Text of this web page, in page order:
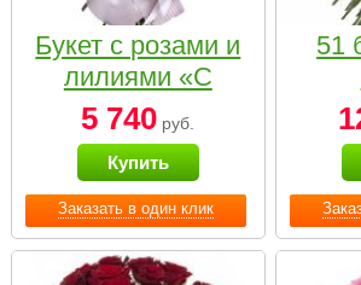
Заказать в один клик
Букет с розами и
лилиями «С
наилучшими
пожеланиями»
5 740 руб.
Купить
51